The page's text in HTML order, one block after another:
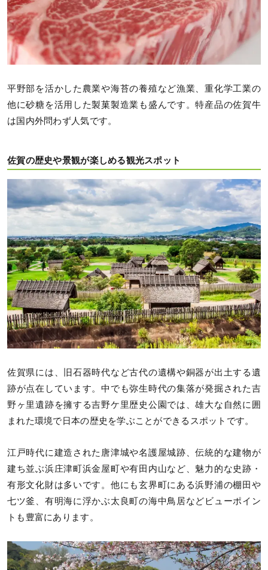
平野部を活かした農業や海苔の養殖など漁業、重化学工業の
他に砂糖を活用した製菓製造業も盛んです。特産品の佐賀牛
は国内外問わず人気です。
佐賀の歴史や景観が楽しめる観光スポット
佐賀県には、旧石器時代など古代の遺構や銅器が出土する遺
跡が点在しています。中でも弥生時代の集落が発掘された吉
野ヶ里遺跡を擁する吉野ケ里歴史公園では、雄大な自然に囲
まれた環境で日本の歴史を学ぶことができるスポットです。
江戸時代に建造された唐津城や名護屋城跡、伝統的な建物が
建ち並ぶ浜庄津町浜金屋町や有田内山など、魅力的な史跡・
有形文化財は多いです。他にも玄界町にある浜野浦の棚田や
七ツ釜、有明海に浮かぶ太良町の海中鳥居などビューポイン
トも豊富にあります。